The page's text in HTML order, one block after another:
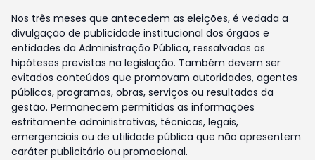
Nos três meses que antecedem as eleições, é vedada a
divulgação de publicidade institucional dos órgãos e
entidades da Administração Pública, ressalvadas as
hipóteses previstas na legislação. Também devem ser
evitados conteúdos que promovam autoridades, agentes
públicos, programas, obras, serviços ou resultados da
gestão. Permanecem permitidas as informações
estritamente administrativas, técnicas, legais,
emergenciais ou de utilidade pública que não apresentem
caráter publicitário ou promocional.